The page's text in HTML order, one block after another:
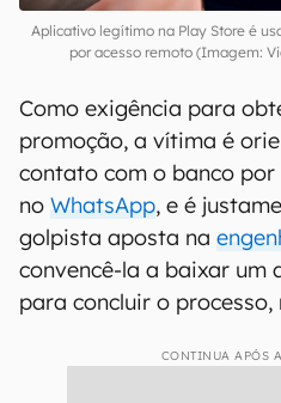
Aplicativo legítimo na Play Store é
por acesso remoto (Imagem:
Como exigência para
promoção, a vítima é
contato com o banco
no WhatsApp, e é
golpista aposta na
convencê-la a baixar um
para concluir o processo,
CONTINUA APÓS